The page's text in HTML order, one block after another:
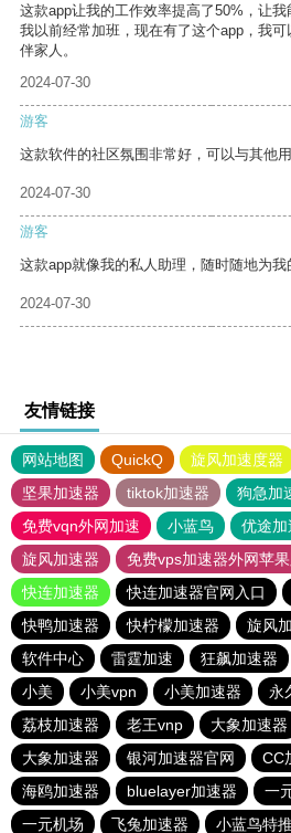
这款app让我的工作效率提高了50%，让我
我以前经常加班，现在有了这个app，我
伴家人。
2024-07-30
游客
这款软件的社区氛围非常好，可以与其他
2024-07-30
游客
这款app就像我的私人助理，随时随地为我
2024-07-30
友情链接
网站地图 QuickQ 旋风加速度器
坚果加速器
tiktok加速器
狗急加
免费vqn外网加速
小蓝鸟 优途加
旋风加速器
免费vps加速器外网苹
快连加速器
快连加速器官网入口
快鸭加速器
快柠檬加速器 旋风
软件中心
雷霆加速 狂飙加速器
小美
小美vpn 小美加速器
永
荔枝加速器
老王vnp 大象加速器
大象加速器
银河加速器官网 CC
海鸥加速器
bluelayer加速器 一
一元机场
飞兔加速器 小蓝鸟特